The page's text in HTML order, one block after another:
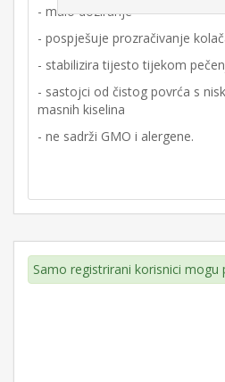
- malo doziranje
- pospješuje prozračivanje
- stabilizira tijesto tijekom
- sastojci od čistog povrća s
masnih kiselina
- ne sadrži GMO i alergene.
Samo registrirani korisnici mogu